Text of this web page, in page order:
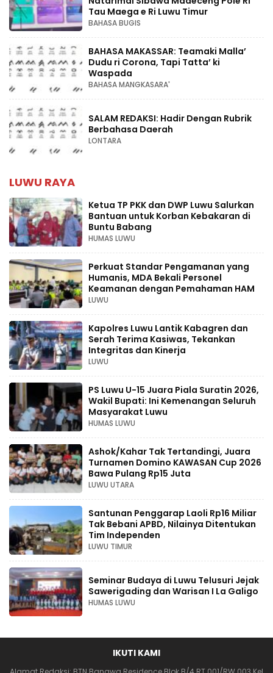
Tau Maega e Ri Luwu Timur
BAHASA BUGIS
BAHASA MAKASSAR: Teamaki Malla’
Dudu ri Corona, Tapi Tatta’ ki
Waspada
BAHASA MANGKASARA'
SALAM REDAKSI: Hadir Dengan Rubrik
Berbahasa Daerah
LONTARA
LUWU RAYA
Ketua TP PKK dan DWP Luwu Salurkan
Bantuan untuk Korban Kebakaran di
Buntu Babang
HUMAS LUWU
Perkuat Standar Pengamanan yang
Humanis, MDA Bekali Personel
Keamanan dengan Pemahaman HAM
LUWU
Kapolres Luwu Lantik Kabagren dan
Serah Terima Kasiwas, Tekankan
Integritas dan Kinerja
LUWU
PS Luwu U-15 Juara Piala Suratin 2026,
Wakil Bupati: Ini Kemenangan Seluruh
Masyarakat Luwu
HUMAS LUWU
Ashok/Kahar Tak Tertandingi, Juara
Turnamen Domino KAWASAN Cup 2026
Bawa Pulang Rp15 Juta
LUWU UTARA
Santunan Penggarap Laoli Rp16 Miliar
Tak Bebani APBD, Nilainya Ditentukan
Tim Independen
LUWU TIMUR
Seminar Budaya di Luwu Telusuri Jejak
Sawerigading dan Warisan I La Galigo
HUMAS LUWU
IKUTI KAMI